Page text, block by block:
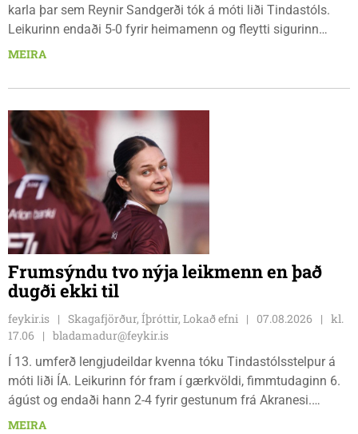
karla þar sem Reynir Sandgerði tók á móti liði Tindastóls.
Leikurinn endaði 5-0 fyrir heimamenn og fleytti sigurinn
Reynismönnum á topp deildarinnar en Stólunum í annað
leiknum.
MEIRA
Frumsýndu tvo nýja leikmenn en það
dugði ekki til
feykir.is Skagafjörður, Íþróttir, Lokað efni 07.08.2026
kl.
17.06
bladamadur@feykir.is
Í 13. umferð lengjudeildar kvenna tóku Tindastólsstelpur á
móti liði ÍA. Leikurinn fór fram í gærkvöldi, fimmtudaginn 6.
ágúst og endaði hann 2-4 fyrir gestunum frá Akranesi.
Tindastólsliðið frumsýndi tvo nýja leikmenn en þær dönsku
MEIRA